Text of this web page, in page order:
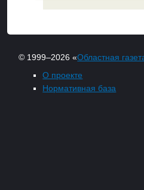
© 1999–2026 «Областная
О проекте
Нормативная база